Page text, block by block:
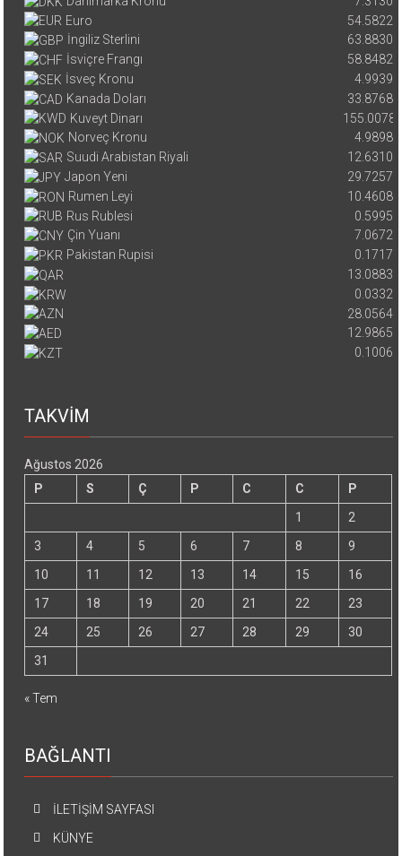
Euro
54.5822
İngiliz Sterlini
63.8830
İsviçre Frangı
58.8482
İsveç Kronu
4.9939
Kanada Doları
33.8768
Kuveyt Dinarı
155.0078
Norveç Kronu
4.9898
Suudi Arabistan Riyali
12.6310
Japon Yeni
29.7257
Rumen Leyi
10.4608
Rus Rublesi
0.5995
Çin Yuanı
7.0672
Pakistan Rupisi
0.1717
13.0883
0.0332
28.0564
12.9865
0.1006
TAKVİM
Ağustos 2026
P
S Ç P C C
P
1
2
3
4 5 6 7 8
9
10
11 12 13 14 15
16
17
18 19 20 21 22
23
24
25 26 27 28 29
30
31
« Tem
BAĞLANTI
İLETİŞİM SAYFASI
KÜNYE